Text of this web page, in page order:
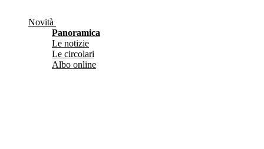
Novità
Panoramica
Le notizie
Le circolari
Albo online